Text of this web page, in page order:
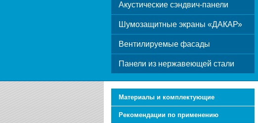
Акустические сэндвич-панели
Шумозащитные экраны «ДАКАР»
Вентилируемые фасады
Панели из нержавеющей стали
Материалы и комплектующие
Рекомендации по применению